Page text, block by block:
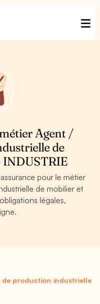
Agent /
de
INDUSTRIE
pour le métier
de mobilier et
légales,
production industrielle